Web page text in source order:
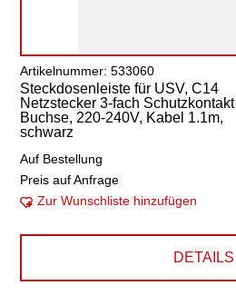
Artikelnummer: 533060
Steckdosenleiste für USV, C14
Netzstecker 3-fach Schutzkontakt
Buchse, 220-240V, Kabel 1.1m,
schwarz
Auf Bestellung
Preis auf Anfrage
Zur Wunschliste hinzufügen
DETAILS